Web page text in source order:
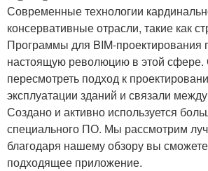
Современные технологии
консервативные отрасли, такие как
Программы для BIM-проектирования
настоящую революцию в этой сфере.
пересмотреть подход к
эксплуатации зданий и связали
Создано и активно используется
специального ПО. Мы рассмотрим
благодаря нашему обзору вы
подходящее приложение.